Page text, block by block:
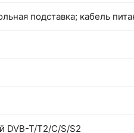
подставка; кабель
DVB-T/T2/C/S/S2